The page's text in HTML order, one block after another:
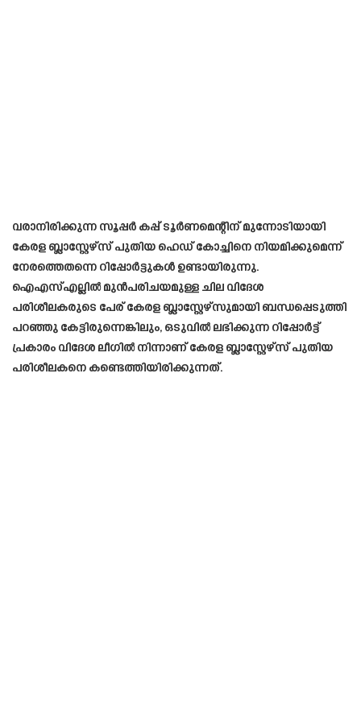
വരാനിരിക്കുന്ന സൂപ്പർ കപ്പ് ടൂർണമെന്റിന് മുന്നോടിയായി
കേരള ബ്ലാസ്റ്റേഴ്സ് പുതിയ ഹെഡ് കോച്ചിനെ നിയമിക്കുമെന്ന്
നേരത്തെതന്നെ റിപ്പോർട്ടുകൾ ഉണ്ടായിരുന്നു.
ഐഎസ്എല്ലിൽ മുൻപരിചയമുള്ള ചില വിദേശ
പരിശീലകരുടെ പേര് കേരള ബ്ലാസ്റ്റേഴ്സുമായി ബന്ധപ്പെടുത്തി
പറഞ്ഞു കേട്ടിരുന്നെങ്കിലും, ഒടുവിൽ ലഭിക്കുന്ന റിപ്പോർട്ട്
പ്രകാരം വിദേശ ലീഗിൽ നിന്നാണ് കേരള ബ്ലാസ്റ്റേഴ്സ് പുതിയ
പരിശീലകനെ കണ്ടെത്തിയിരിക്കുന്നത്.